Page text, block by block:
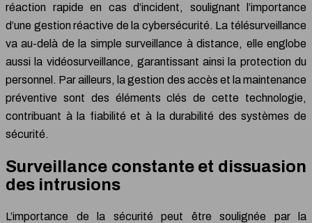
réaction rapide en cas d’incident, soulignant l’importance
d’une gestion réactive de la cybersécurité. La télésurveillance
va au-delà de la simple surveillance à distance, elle englobe
aussi la vidéosurveillance, garantissant ainsi la protection du
personnel. Par ailleurs, la gestion des accès et la maintenance
préventive sont des éléments clés de cette technologie,
contribuant à la fiabilité et à la durabilité des systèmes de
sécurité.
Surveillance constante et dissuasion
des intrusions
L’importance de la sécurité peut être soulignée par la